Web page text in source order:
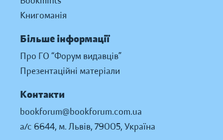
Книгоманія
Більше інформації
Про ГО “Форум видавців”
Презентаційні матеріали
Контакти
bookforum@bookforum.com.ua
а/с 6644, м. Львів, 79005, Україна